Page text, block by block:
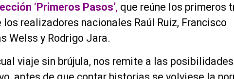
‘Primeros Pasos’, que reúne los primeros
realizadores nacionales Raúl Ruiz, Francisco
Welss y Rodrigo Jara.
viaje sin brújula, nos remite a las